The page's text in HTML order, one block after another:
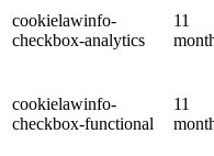
cookielawinfo-
checkbox-analytics
11
cookielawinfo-
checkbox-functional
11